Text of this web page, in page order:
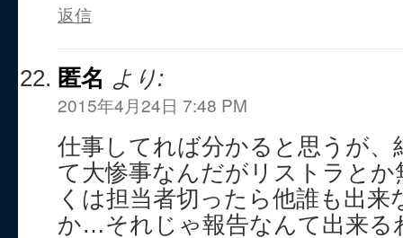
返信
匿名 より:
2015年4月24日 7:48 PM
仕事してれば分かると思うが、
て大惨事なんだがリストラと
くは担当者切ったら他誰も出
か…それじゃ報告なんて出来る